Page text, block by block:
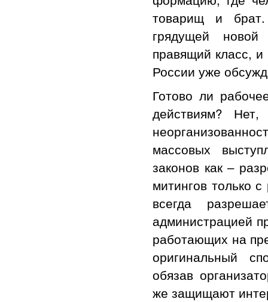
товарищ и
грядущей новой
правящий класс,
России уже
Готово ли
действиям?
массовых
законов как –
митингов только
всегда
администрацией
работающих на
оригинальный
обязав
же защищают